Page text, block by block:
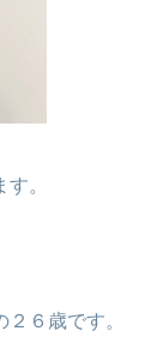
。
６歳です。